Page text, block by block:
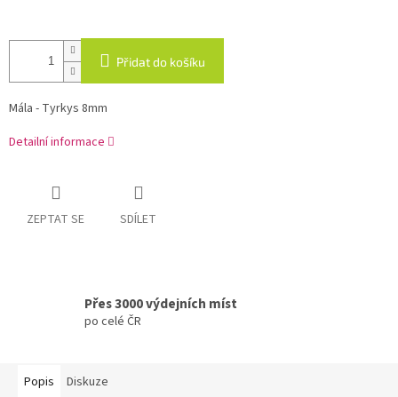
Přidat do košíku
Mála - Tyrkys 8mm
Detailní informace
ZEPTAT SE SDÍLET
Přes 3000 výdejních míst
po celé ČR
Popis Diskuze